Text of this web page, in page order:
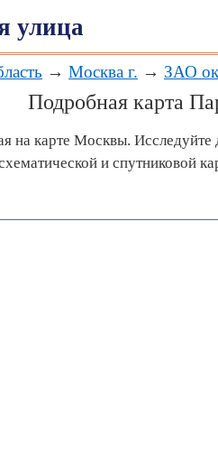
улица
→ Москва г. → ЗАО
Подробная карта
на карте Москвы.
и спутниковой